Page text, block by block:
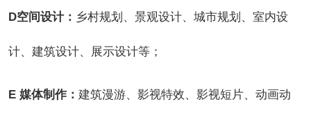
D空间设计： 乡村规划、景观设计、城市规划、室内设
计、建筑设计、展示设计等；
E 媒体制作： 建筑漫游、影视特效、影视短片、动画动